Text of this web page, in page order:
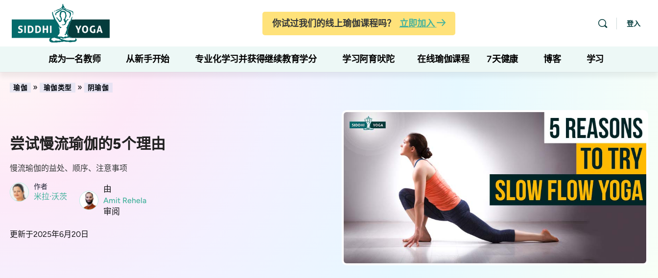
你试过我们的线上瑜伽课程吗？ 立即加入 登入
成为一名教师 从新手开始 专业化学习并获得继续教育学分 学习阿育吠陀 在线瑜伽课程 7天健康 博客 学习
瑜伽 » 瑜伽类型 » 阴瑜伽
尝试慢流瑜伽的5个理由
慢流瑜伽的益处、顺序、注意事项
作者
米拉·沃茨
由
Amit Rehela
审阅
更新于2025年6月20日